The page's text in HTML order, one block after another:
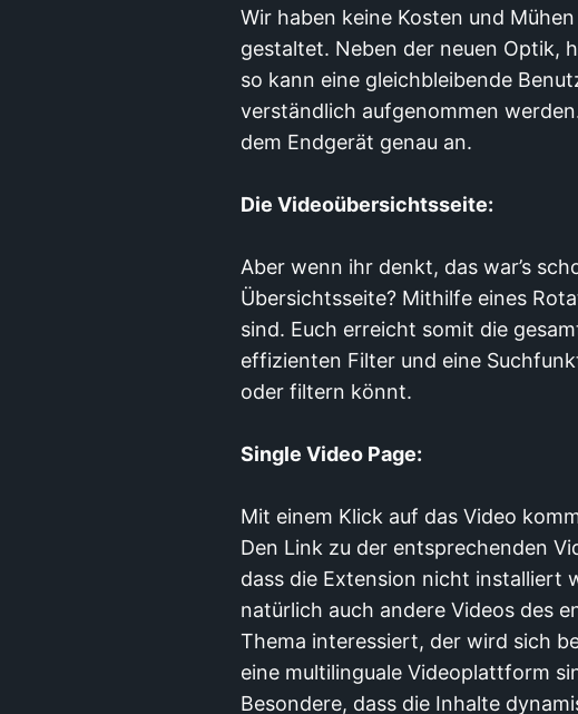
Wir haben keine Kosten und
gestaltet. Neben der neuen Optik,
so kann eine gleichbleibende
verständlich aufgenommen
dem Endgerät genau an.
Die Videoübersichtsseite:
Aber wenn ihr denkt, das war’s
Übersichtsseite? Mithilfe eines
sind. Euch erreicht somit die
effizienten Filter und eine
oder filtern könnt.
Single Video Page:
Mit einem Klick auf das Video
Den Link zu der entsprechenden
dass die Extension nicht installiert
natürlich auch andere Videos des
Thema interessiert, der wird sich
eine multilinguale Videoplattform
Besondere, dass die Inhalte